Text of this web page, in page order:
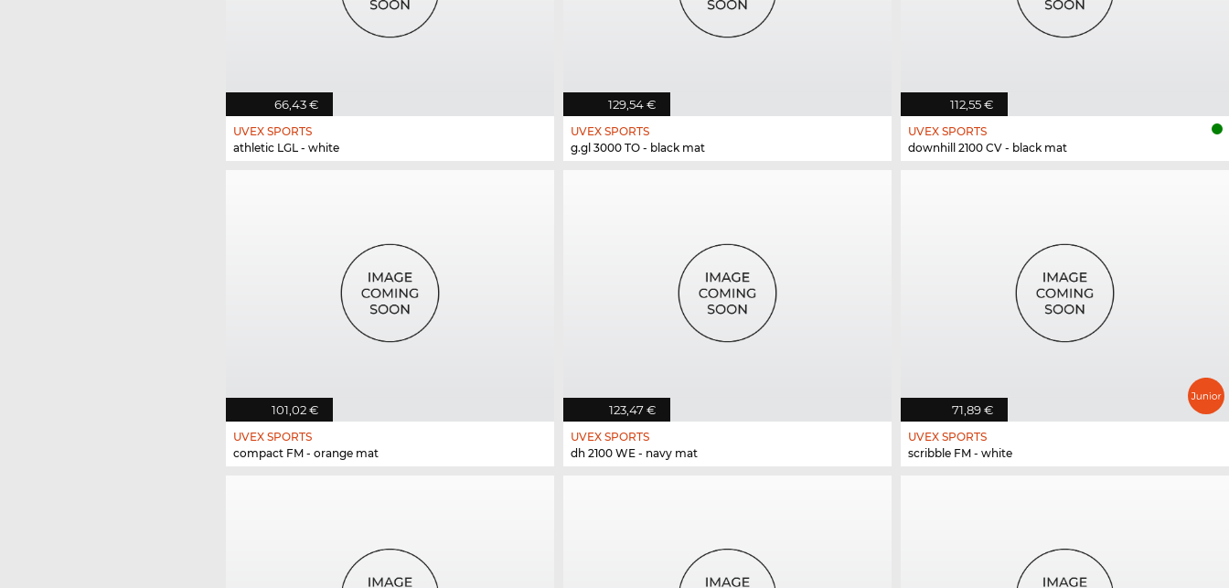
66,43 €
UVEX SPORTS
athletic LGL - white
129,54 €
UVEX SPORTS
g.gl 3000 TO - black mat
112,55 €
UVEX SPORTS
downhill 2100 CV - black mat
101,02 €
UVEX SPORTS
compact FM - orange mat
123,47 €
UVEX SPORTS
dh 2100 WE - navy mat
71,89 €
UVEX SPORTS
scribble FM - white